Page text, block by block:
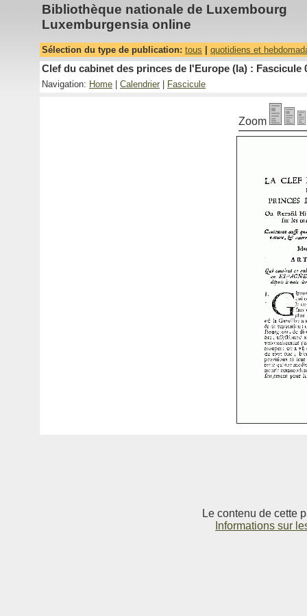
Bibliothèque nationale de Luxembourg
Luxemburgensia online
Sélection du type de publication: tous quotidiens et
Clef du cabinet des princes de l'Europe (la) : Fascicule
Navigation: Home Calendrier Fascicule
Zoom
Le contenu de cette
Informations sur